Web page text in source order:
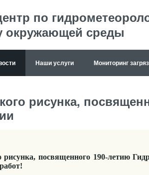
по
окружающей среды
Наши услуги Мониторинг
рисунка,
рисунка, посвященного 190-летию